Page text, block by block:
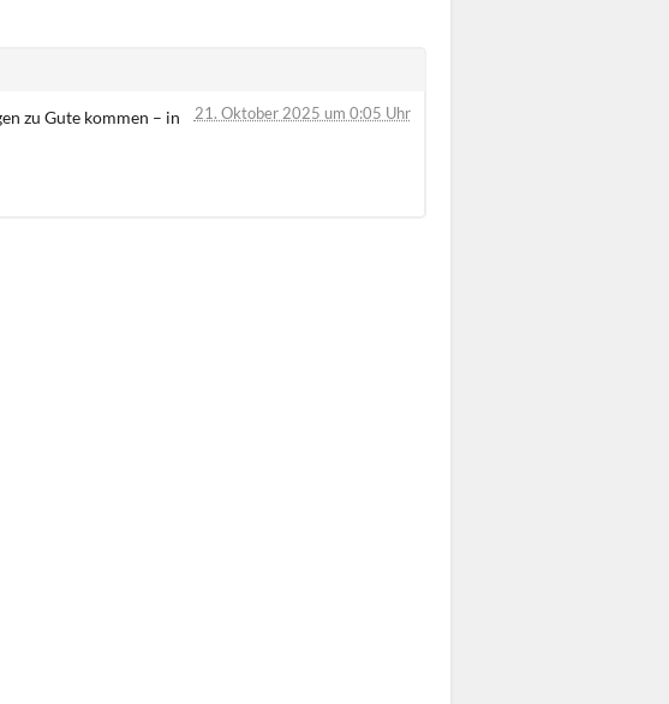
21. Oktober 2025 um 0:05 Uhr
zu Gute kommen – in